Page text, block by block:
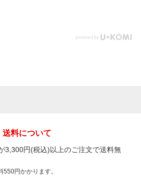
送料について
3,300円(税込)以上のご注文で送料無
円かかります。